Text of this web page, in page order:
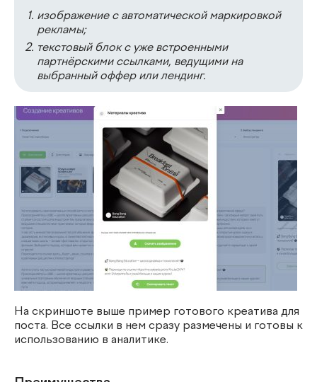
изображение с автоматической маркировкой
рекламы;
текстовый блок с уже встроенными
партнёрскими ссылками, ведущими на
выбранный оффер или лендинг.
На скриншоте выше пример готового креатива для
поста. Все ссылки в нем сразу размечены и готовы к
использованию в аналитике.